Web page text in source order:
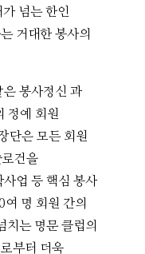
넘는 한인
거대한 봉사의
은 봉사정신 과
정예 회원
단은 모든 회원
로건을
업 등 핵심 봉사
명 회원 간의
치는 명문 클럽의
부터 더욱